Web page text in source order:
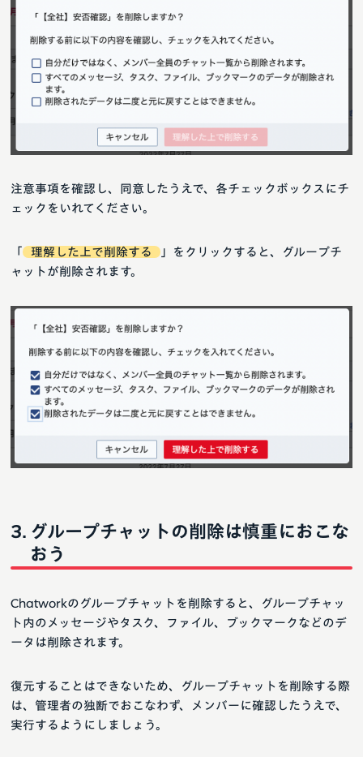
注意事項を確認し、同意したうえで、各チェックボックスにチ
ェックをいれてください。
「 理解した上で削除する
」をクリックすると、グループチ
ャットが削除されます。
グループチャットの削除は慎重におこな
おう
Chatworkのグループチャットを削除すると、グループチャッ
ト内のメッセージやタスク、ファイル、ブックマークなどのデ
ータは削除されます。
復元することはできないため、グループチャットを削除する際
は、管理者の独断でおこなわず、メンバーに確認したうえで、
実行するようにしましょう。